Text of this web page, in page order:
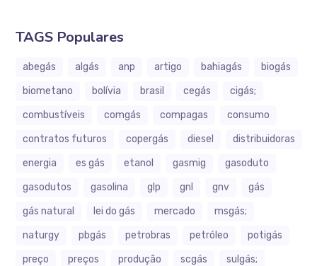
TAGS Populares
abegás algás anp artigo bahiagás
biogás
biometano
bolívia brasil cegás
cigás;
combustíveis
comgás compagas
consumo
contratos futuros
copergás diesel
distribuidoras
energia
es gás etanol gasmig
gasoduto
gasodutos
gasolina glp gnl gnv
gás
gás natural
lei do gás mercado
msgás;
naturgy
pbgás petrobras petróleo
potigás
preço
preços produção scgás
sulgás;